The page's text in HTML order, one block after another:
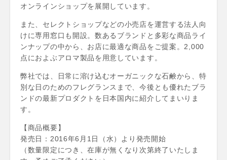
オンラインショップを展開しています。
また、セレクトショップなどの小売店を運営する法人向
けに専用窓口も開設。数あるブランドと多彩な商品ライ
ンナップの中から、お店に最適な商品をご提案。2,000
点におよぶアロマ製品を用意しています。
弊社では、日常に溶け込むオーガニックな石鹸から、特
別な日のためのフレグランスまで、今後とも優れたブラ
ンドの最新プロダクトを日本国内に紹介してまいりま
す。
【商品概要】
発売日：2016年6月1日（水）より発売開始
（数量限定につき、在庫が無くなり次第終了いたしま